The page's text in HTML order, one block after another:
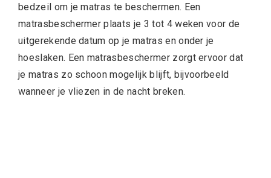
bedzeil om je matras te beschermen. Een
matrasbeschermer plaats je 3 tot 4 weken voor de
uitgerekende datum op je matras en onder je
hoeslaken. Een matrasbeschermer zorgt ervoor dat
je matras zo schoon mogelijk blijft, bijvoorbeeld
wanneer je vliezen in de nacht breken.